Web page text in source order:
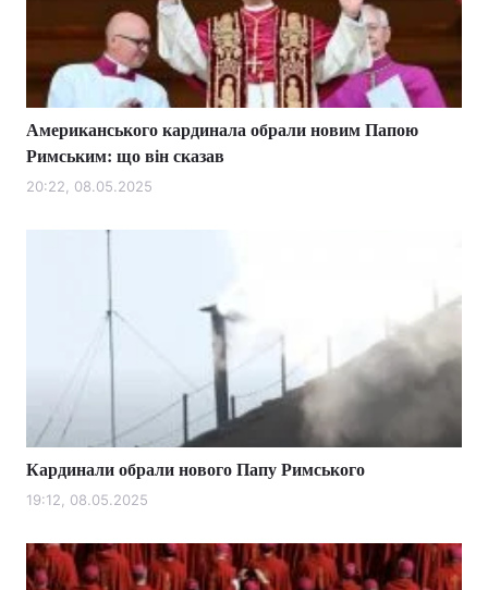
Американського кардинала обрали новим Папою
Римським: що він сказав
20:22, 08.05.2025
Кардинали обрали нового Папу Римського
19:12, 08.05.2025